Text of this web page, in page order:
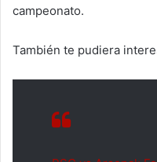
campeonato.
También te pudiera